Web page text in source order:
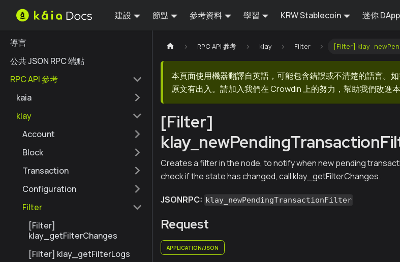
建設 節點 參考資料 學習 KRW Stablecoin 迷你
導言
公共 JSON RPC 端點
RPC API 參考
kaia
klay
Account
Block
Transaction
Configuration
Filter
[Filter]
klay_getFilterChanges
[Filter] klay_getFilterLogs
RPC API 參考 klay Filter [Filter]
本頁面使用機器翻譯自英語，可能包含錯誤或不清楚的語言。
原文有出入。請加入我們在 Crowdin 上的努力，幫助我們改進本
[Filter]
Creates a filter in the node, to notify when new pending
check if the state has changed, call klay_getFilterChanges.
JSONRPC: klay_newPendingTransactionFilter
Request
APPLICATION/JSON